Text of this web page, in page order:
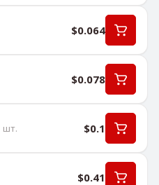
$0.064
$0.078
шт. $0.1
$0.41